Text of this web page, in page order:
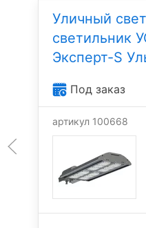
Уличный
светильник
Эксперт-S
Под заказ
артикул 100668